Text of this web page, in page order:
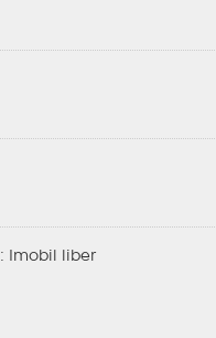
: Imobil liber